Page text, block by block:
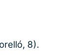
8).